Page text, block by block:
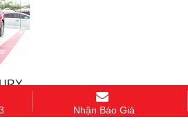
Nhận Báo Giá